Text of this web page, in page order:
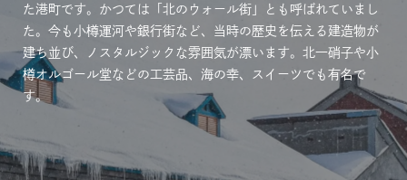
た港町です。かつては「北のウォール街」とも呼ばれていまし
た。今も小樽運河や銀行街など、当時の歴史を伝える建造物が
建ち並び、ノスタルジックな雰囲気が漂います。北一硝子や小
樽オルゴール堂などの工芸品、海の幸、スイーツでも有名で
す。